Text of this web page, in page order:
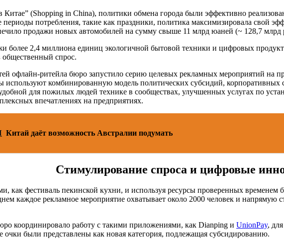
(Shopping in China), политики обмена города были эффективно
потребления, такие как праздники, политика максимизировала свой
продажи новых автомобилей на сумму свыше 11 млрд юаней (~ 128,7 млрд
более 2,4 миллиона единиц экологичной бытовой техники и цифровых
общественный спрос.
офлайн-ритейла бюро запустило серию целевых рекламных мероприятий на
используют комбинированную модель политических субсидий,
для пожилых людей технике в сообществах, улучшенных услугах по
впечатлениях на предприятиях.
Китай даёт возможность Австралии подумать
Стимулирование спроса и цифровые
как фестиваль пекинской кухни, и используя ресурсы проверенных временем
каждое рекламное мероприятие охватывает около 2000 человек и
координировало работу с такими приложениями, как Dianping и UnionPay,
были представлены как новая категория, подлежащая субсидированию.